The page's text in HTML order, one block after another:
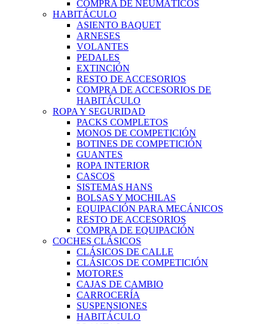
COMPRA DE NEUMÁTICOS
HABITÁCULO
ASIENTO BAQUET
ARNESES
VOLANTES
PEDALES
EXTINCIÓN
RESTO DE ACCESORIOS
COMPRA DE ACCESORIOS DE
HABITÁCULO
ROPA Y SEGURIDAD
PACKS COMPLETOS
MONOS DE COMPETICIÓN
BOTINES DE COMPETICIÓN
GUANTES
ROPA INTERIOR
CASCOS
SISTEMAS HANS
BOLSAS Y MOCHILAS
EQUIPACIÓN PARA MECÁNICOS
RESTO DE ACCESORIOS
COMPRA DE EQUIPACIÓN
COCHES CLÁSICOS
CLÁSICOS DE CALLE
CLÁSICOS DE COMPETICIÓN
MOTORES
CAJAS DE CAMBIO
CARROCERÍA
SUSPENSIONES
HABITÁCULO